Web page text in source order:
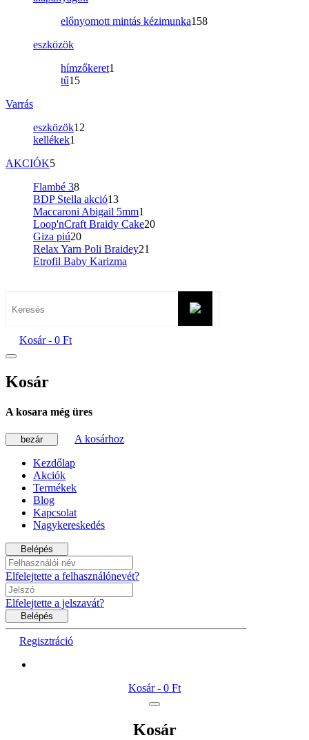
előnyomott mintás kézimunka158
eszközök
hímzőkeret1
tű15
Varrás
eszközök12
kellékek1
AKCIÓK5
Flambé 38
BDP Stella akció13
Maccaroni Abigail 5mm1
Loop'nCraft Braidy Cake20
Giza piú20
Relax Yarn Poli Braidey21
Etrofil Baby Karizma
Kosár - 0 Ft
Kosár
A kosara még üres
bezár A kosárhoz
Kezdőlap
Akciók
Termékek
Blog
Kapcsolat
Nagykereskedés
Belépés
Elfelejtette a felhasználónevét?
Elfelejtette a jelszavát?
Belépés
Regisztráció
Kosár - 0 Ft
Kosár